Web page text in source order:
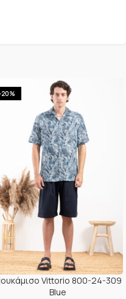
Vittorio 800-24-309
Blue